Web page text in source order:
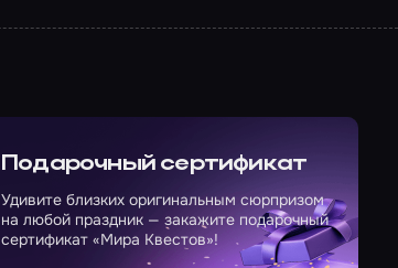
Подарочный сертификат
Удивите близких оригинальным сюрпризом
на любой праздник — закажите подарочный
сертификат «Мира Квестов»!